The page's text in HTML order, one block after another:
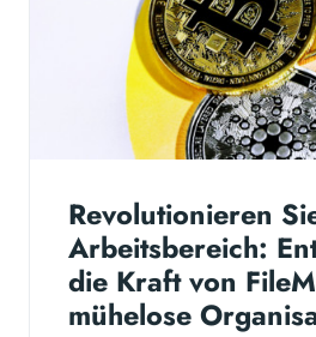
Revolutionieren
Arbeitsbereich:
die Kraft von
mühelose